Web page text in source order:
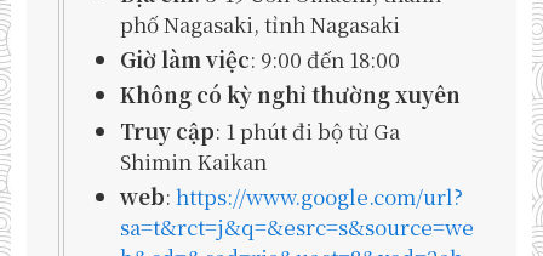
phố Nagasaki, tỉnh Nagasaki
Giờ làm việc: 9:00 đến 18:00
Không có kỳ nghỉ thường xuyên
Truy cập: 1 phút đi bộ từ Ga
Shimin Kaikan
web: https://www.google.com/url?
sa=t&rct=j&q=&esrc=s&source=we